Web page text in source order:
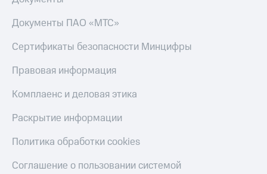
Документы ПАО «МТС»
Сертификаты безопасности Минцифры
Правовая информация
Комплаенс и деловая этика
Раскрытие информации
Политика обработки cookies
Соглашение о пользовании системой